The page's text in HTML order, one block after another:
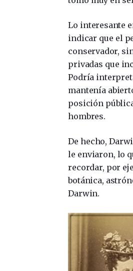
Lo interesante
indicar que el
conservador,
privadas que
Podría
mantenía
posición
hombres.
De hecho,
le enviaron, lo
recordar, por
botánica,
Darwin.